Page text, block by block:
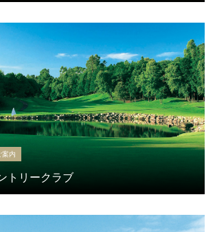
案内
トリークラブ